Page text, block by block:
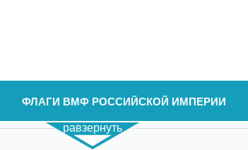
ФЛАГИ ВМФ РОССИЙСКОЙ ИМПЕРИИ
равзернуть